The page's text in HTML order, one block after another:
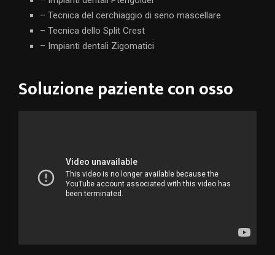
– Tecnica del cerchiaggio di seno mascellare
– Tecnica dello Split Crest
– Impianti dentali Zigomatici
Soluzione paziente con osso